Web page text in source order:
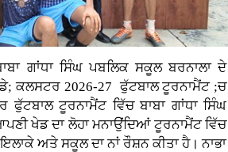
ਗਾਂਧਾ ਸਿੰਘ ਪਬਲਿਕ ਸਕੂਲ ਬਰਨਾਲਾ ਦੇ
ਕਲਸਟਰ 2026-27 ਫੁੱਟਬਾਲ ਟੂਰਨਾਮੈਂਟ ;ਚ
ਟੂਰਨਾਮੈਂਟ ਵਿੱਚ ਬਾਬਾ ਗਾਂਧਾ ਸਿੰਘ
ਖੇਡ ਦਾ ਲੋਹਾ ਮਨਾਉਂਦਿਆਂ ਟੂਰਨਾਮੈਂਟ ਵਿੱਚ
ਅਤੇ ਸਕੂਲ ਦਾ ਨਾਂ ਰੌਸ਼ਨ ਕੀਤਾ ਹੈ। ਨਾਭਾ